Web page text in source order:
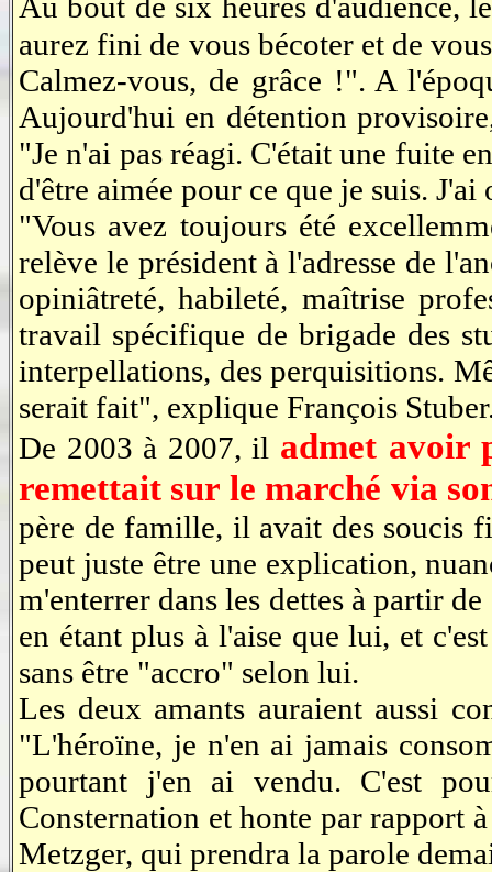
aurez fini de vous bécoter et de
Calmez-vous, de grâce !". A
Aujourd'hui en détention
"Je n'ai pas réagi. C'était une fuite
d'être aimée pour ce que je suis.
"Vous avez toujours été
relève le président à l'adresse de
opiniâtreté, habileté, maîtrise
travail spécifique de brigade des
interpellations, des perquisitions.
serait fait", explique François
De 2003 à 2007, il admet avoir
remettait sur le marché via
père de famille, il avait des soucis
peut juste être une explication,
m'enterrer dans les dettes à partir
en étant plus à l'aise que lui, et
sans être "accro" selon lui.
Les deux amants auraient aussi
"L'héroïne, je n'en ai jamais
pourtant j'en ai vendu. C'est
Consternation et honte par rapport
Metzger, qui prendra la parole